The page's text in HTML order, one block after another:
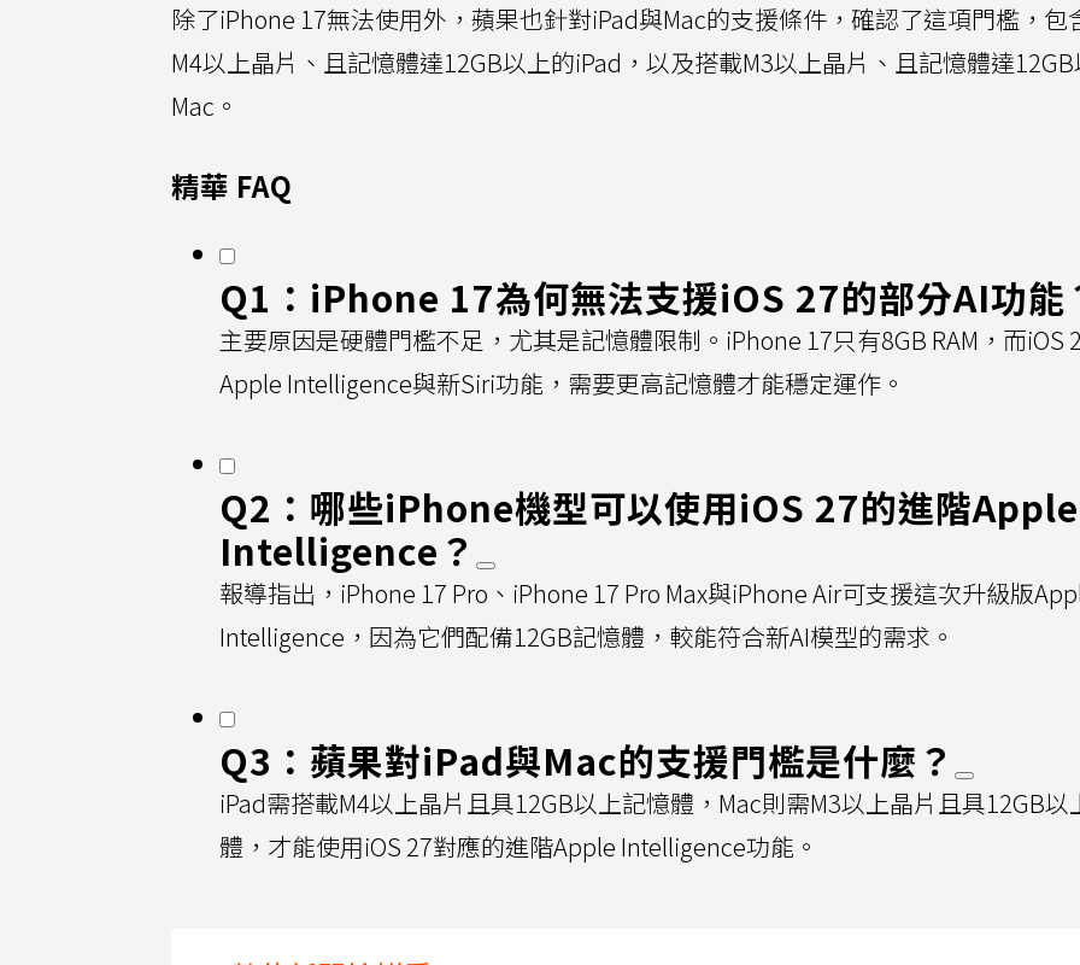
除了iPhone 17無法使用外，蘋果也針對iPad與Mac的支援條件，確認了這項門檻，包
M4以上晶片、且記憶體達12GB以上的iPad，以及搭載M3以上晶片、且記憶體達
Mac。
精華 FAQ
Q1：iPhone 17為何無法支援iOS 27的部分AI功能
主要原因是硬體門檻不足，尤其是記憶體限制。iPhone 17只有8GB RAM，而iOS
Apple Intelligence與新Siri功能，需要更高記憶體才能穩定運作。
Q2：哪些iPhone機型可以使用iOS 27的進階Apple
Intelligence？
報導指出，iPhone 17 Pro、iPhone 17 Pro Max與iPhone Air可支援這次升級版
Intelligence，因為它們配備12GB記憶體，較能符合新AI模型的需求。
Q3：蘋果對iPad與Mac的支援門檻是什麼？
iPad需搭載M4以上晶片且具12GB以上記憶體，Mac則需M3以上晶片且具12GB以
體，才能使用iOS 27對應的進階Apple Intelligence功能。